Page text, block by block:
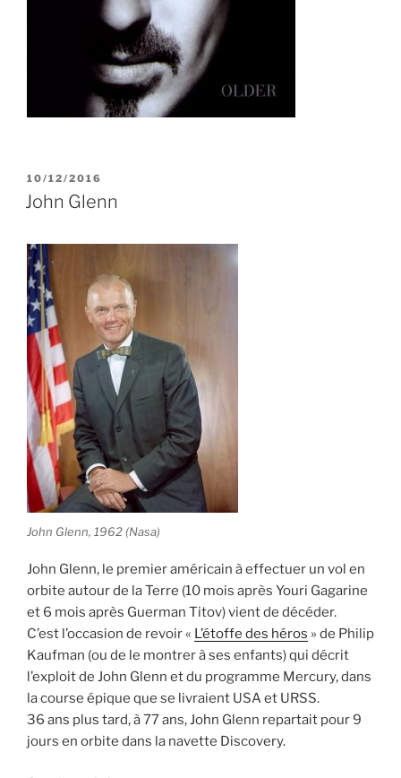
PUBLIÉ
LE
10/12/2016
John Glenn
John Glenn, 1962 (Nasa)
John Glenn, le premier américain à effectuer un vol en
orbite autour de la Terre (10 mois après Youri Gagarine
et 6 mois après Guerman Titov) vient de décéder.
C’est l’occasion de revoir « L’étoffe des héros » de Philip
Kaufman (ou de le montrer à ses enfants) qui décrit
l’exploit de John Glenn et du programme Mercury, dans
la course épique que se livraient USA et URSS.
36 ans plus tard, à 77 ans, John Glenn repartait pour 9
jours en orbite dans la navette Discovery.